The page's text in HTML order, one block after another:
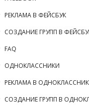
РЕКЛАМА В ФЕЙСБУК
СОЗДАНИЕ ГРУПП В
FAQ
ОДНОКЛАССНИКИ
РЕКЛАМА В
СОЗДАНИЕ ГРУПП В